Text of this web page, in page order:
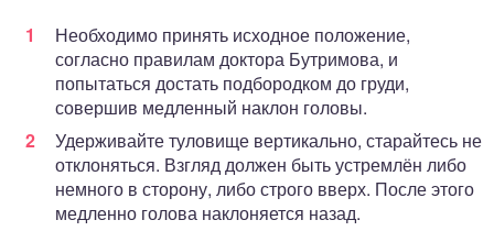
Необходимо принять исходное положение,
согласно правилам доктора Бутримова, и
попытаться достать подбородком до груди,
совершив медленный наклон головы.
Удерживайте туловище вертикально, старайтесь не
отклоняться. Взгляд должен быть устремлён либо
немного в сторону, либо строго вверх. После этого
медленно голова наклоняется назад.